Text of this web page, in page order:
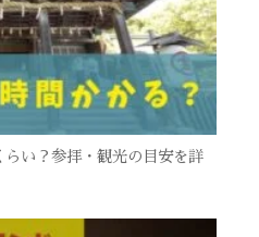
い？参拝・観光の目安を詳